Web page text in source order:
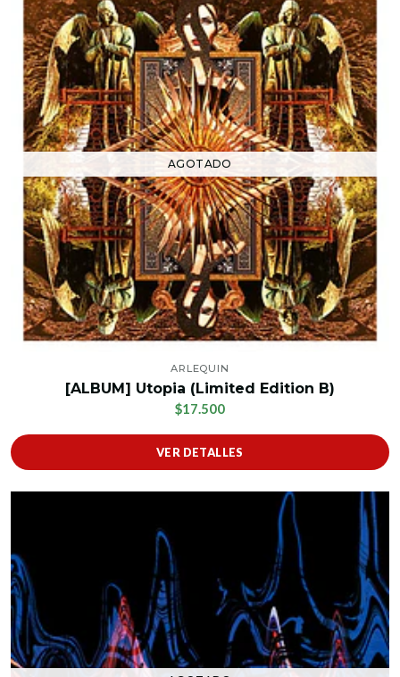
AGOTADO
ARLEQUIN
[ALBUM] Utopia (Limited Edition B)
$17.500
VER DETALLES